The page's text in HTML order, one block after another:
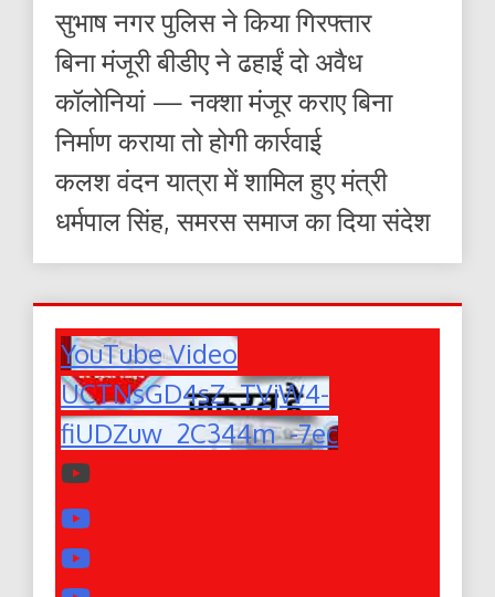
सुभाष नगर पुलिस ने किया गिरफ्तार
बिना मंजूरी बीडीए ने ढहाईं दो अवैध
कॉलोनियां — नक्शा मंजूर कराए बिना
निर्माण कराया तो होगी कार्रवाई
कलश वंदन यात्रा में शामिल हुए मंत्री
धर्मपाल सिंह, समरस समाज का दिया संदेश
YouTube Video
UCTNsGD4sZ_TVjW4-
fiUDZuw_2C344m_-7ec